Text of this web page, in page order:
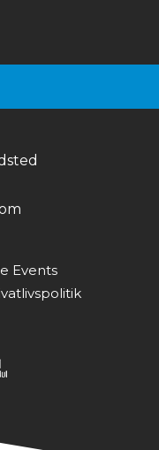
Events